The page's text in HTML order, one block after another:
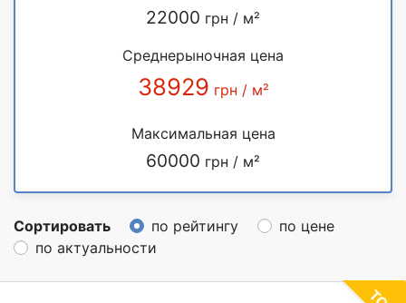
22000 грн / м²
Среднерыночная цена
38929 грн / м²
Максимальная цена
60000 грн / м²
Сортировать по рейтингу
по цене
по актуальности